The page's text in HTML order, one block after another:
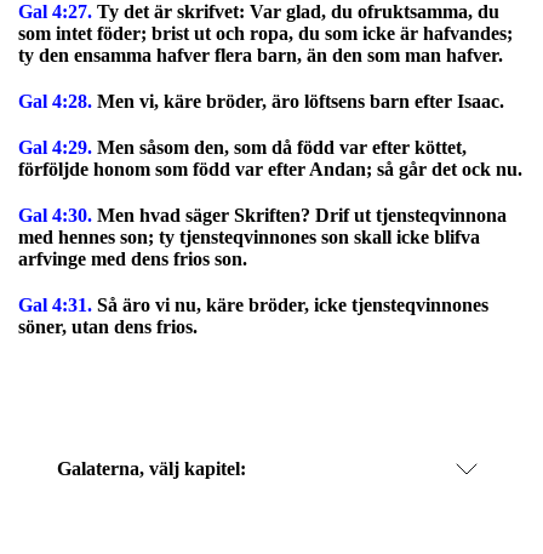
Gal 4:27. Ty det är skrifvet: Var glad, du ofruktsamma, du
som intet föder; brist ut och ropa, du som icke är hafvandes;
ty den ensamma hafver flera barn, än den som man hafver.
Gal 4:28. Men vi, käre bröder, äro löftsens barn efter Isaac.
Gal 4:29. Men såsom den, som då född var efter köttet,
förföljde honom som född var efter Andan; så går det ock nu.
Gal 4:30. Men hvad säger Skriften? Drif ut tjensteqvinnona
med hennes son; ty tjensteqvinnones son skall icke blifva
arfvinge med dens frios son.
Gal 4:31. Så äro vi nu, käre bröder, icke tjensteqvinnones
söner, utan dens frios.
Galaterna, välj kapitel: